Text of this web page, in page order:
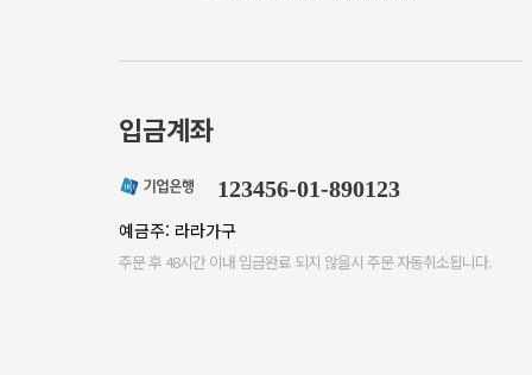
입금계좌
123456-01-890123
예금주: 라라가구
주문 후 48시간 이내 입금완료 되지 않을시 주문 자동취소됩니다.